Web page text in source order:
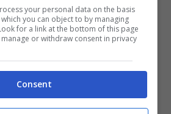
la cd. quattordicesima.
your personal data on the basis
you can object to by managing
for a link at the bottom of this page
or withdraw consent in privacy
Consent